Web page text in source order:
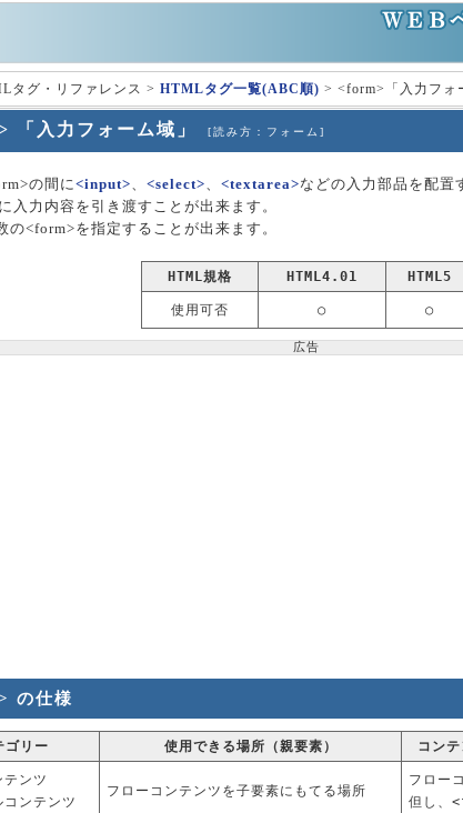
タグ・リファレンス > HTMLタグ一覧(ABC順) > <form>「入力フォ
「入力フォーム域」 [読み方：フォーム]
の間に<input>、 <select>、 <textarea>などの入力部品を配置
入力内容を引き渡すことが出来ます。
の<form>を指定することが出来ます。
HTML規格 HTML4.01 HTML5
使用可否 ○ ○
広告
の仕様
ゴリー 使用できる場所（親要素） コン
テンツ
コンテンツ
フローコンテンツを子要素にもてる場所
フロー
但し、